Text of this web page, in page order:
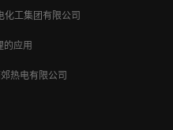
化工集团有限公司
的应用
热电有限公司